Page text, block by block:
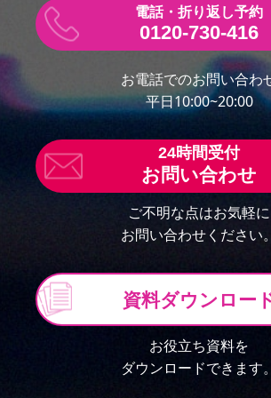
0120-730-416
お電話でのお問い合わ
平日10:00~20:00
お問い合わせ
ご不明な点はお気軽に
お問い合わせください。
資料ダウンロー
お役立ち資料を
ダウンロードできます。